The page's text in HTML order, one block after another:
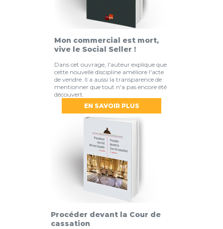
Mon commercial est mort,
vive le Social Seller !
Dans cet ouvrage, l'auteur explique que
cette nouvelle discipline améliore l'acte
de vendre. Il a aussi la transparence de
mentionner que tout n'a pas encore été
découvert.
EN SAVOIR PLUS
Procéder devant la Cour de
cassation